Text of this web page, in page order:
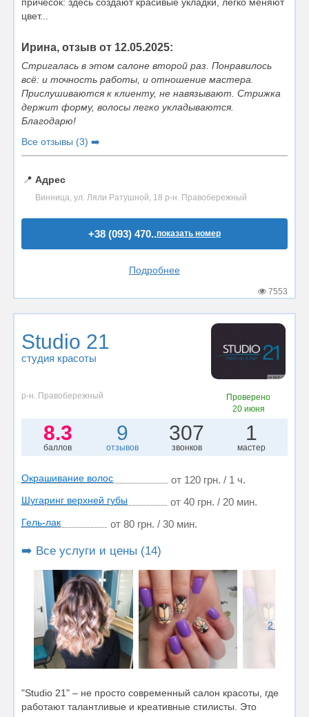
причесок: здесь создают красивые укладки, легко меняют
цвет...
Ирина, отзыв от 12.05.2025:
Стригалась в этом салоне второй раз. Понравилось
всё: и точность работы, и отношение мастера.
Прислушиваются к клиенту, не навязывают. Стрижка
держит форму, волосы легко укладываются.
Благодарю!
Все отзывы (3) ➡️
📍 Адрес
Винница, ул. Ляли Ратушной, 18 р-н. Правобережный
+38 (093) 470..показать номер
Подробнее
7553
Studio 21
студия красоты
р-н. Правобережный
Проверено
20 июня
8.3
баллов
9
отзывов
307
звонков
1
мастер
Окрашивание волос от 120 грн. / 1 ч.
Шугаринг верхней губы от 40 грн. / 20 мин.
Гель-лак от 80 грн. / 30 мин.
➡️ Все услуги и цены (14)
2 фото
"Studio 21" – не просто современный салон красоты, где
работают талантливые и креативные стилисты. Это